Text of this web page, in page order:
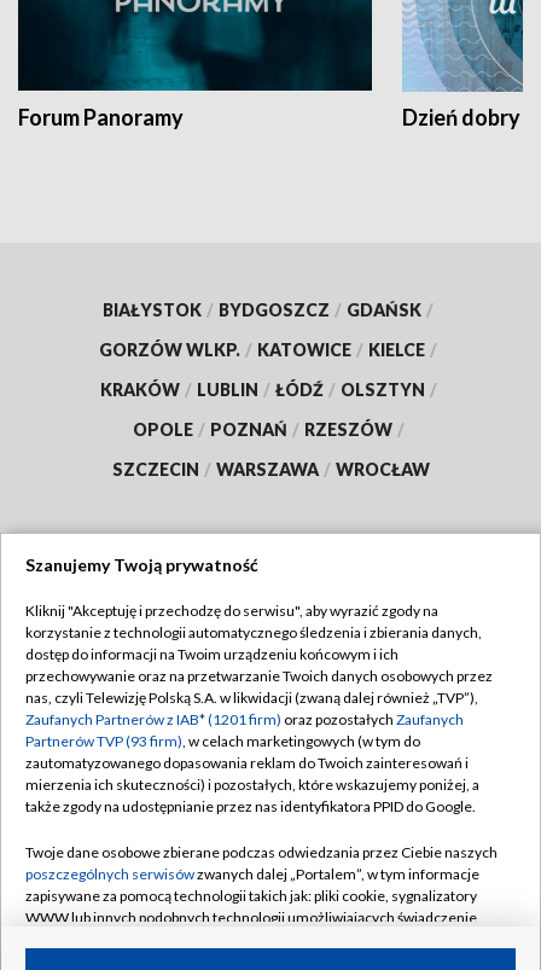
Forum Panoramy Dzień dobry
BIAŁYSTOK / BYDGOSZCZ / GDAŃSK /
GORZÓW WLKP. / KATOWICE / KIELCE /
KRAKÓW / LUBLIN / ŁÓDŹ / OLSZTYN /
OPOLE / POZNAŃ / RZESZÓW /
SZCZECIN / WARSZAWA / WROCŁAW
TVP
Abonament TVP
Emisja w TVP
Centrum informacji TVP
Naziemna Telewizja Cyfrowa
Rada Programowa
System NOS
Informacje o nadawcy
Regulamin TVP
Polityka prywatności
Moje zgody
Pomoc
Kontakt
Kanały
Szanujemy Twoją prywatność
Kliknij "Akceptuję i przechodzę do serwisu", aby wyrazić zgody na
korzystanie z technologii automatycznego śledzenia i zbierania danych,
dostęp do informacji na Twoim urządzeniu końcowym i ich
przechowywanie oraz na przetwarzanie Twoich danych osobowych przez
nas, czyli Telewizję Polską S.A. w likwidacji (zwaną dalej również „TVP”),
Zaufanych Partnerów z IAB* (1201 firm) oraz pozostałych Zaufanych
Partnerów TVP (93 firm), w celach marketingowych (w tym do
zautomatyzowanego dopasowania reklam do Twoich zainteresowań i
mierzenia ich skuteczności) i pozostałych, które wskazujemy poniżej, a
także zgody na udostępnianie przez nas identyfikatora PPID do Google.
Twoje dane osobowe zbierane podczas odwiedzania przez Ciebie naszych
poszczególnych serwisówzwanych dalej „Portalem”, w tym informacje
zapisywane za pomocą technologii takich jak: pliki cookie, sygnalizatory
WWW lub innych podobnych technologii umożliwiających świadczenie